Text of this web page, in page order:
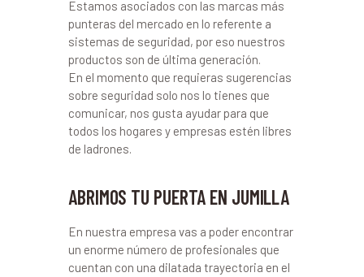
Estamos asociados con las marcas más
punteras del mercado en lo referente a
sistemas de seguridad, por eso nuestros
productos son de última generación.
En el momento que requieras sugerencias
sobre seguridad solo nos lo tienes que
comunicar, nos gusta ayudar para que
todos los hogares y empresas estén libres
de ladrones.
ABRIMOS TU PUERTA EN JUMILLA
En nuestra empresa vas a poder encontrar
un enorme número de profesionales que
cuentan con una dilatada trayectoria en el